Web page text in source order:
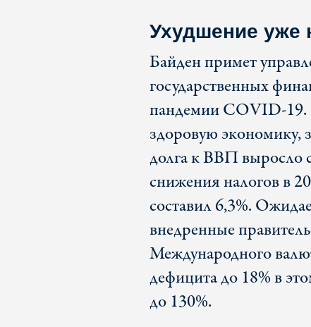
Ухудшение уже
Байден примет
государственных
пандемии COVID-19.
здоровую экономику,
долга к ВВП выросло
снижения налогов в
составил 6,3%.
внедренные
Международного
дефицита до 18% в
до 130%.